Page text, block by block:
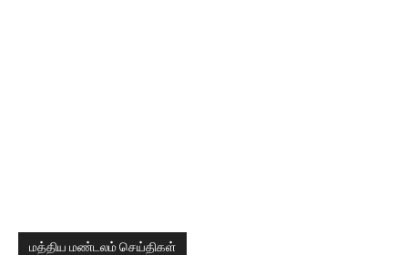
மத்திய மண்டலம் செய்திகள்